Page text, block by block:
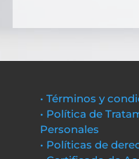
• Términos y
• Política de
Personales
• Políticas de